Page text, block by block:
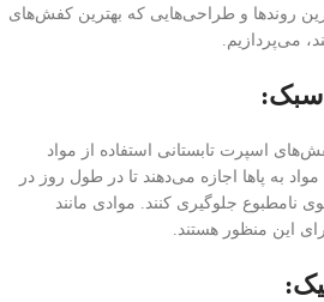
روندها و طراحی‌هایی که بهترین کفش‌های
می‌پردازیم.
اسپرت تابستانی استفاده از مواد
به پاها اجازه می‌دهند تا در طول روز در
نامطبوع جلوگیری کنند. موادی مانند
این منظور هستند.